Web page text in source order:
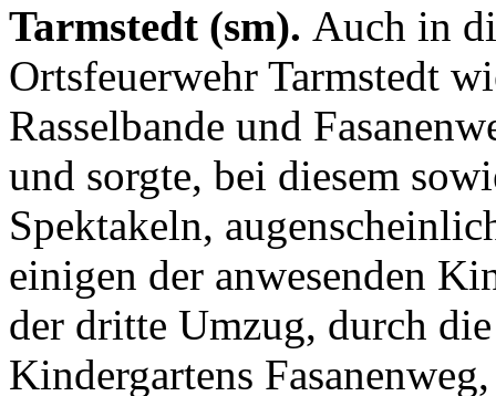
Tarmstedt (sm). Auch in
Ortsfeuerwehr Tarmstedt
Rasselbande und
und sorgte, bei diesem
Spektakeln,
einigen der anwesenden
der dritte Umzug, durch
Kindergartens